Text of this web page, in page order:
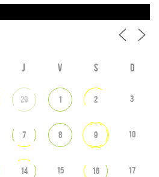
J V S D
29 1 2 3
7 8 9 10
14 15 16 17